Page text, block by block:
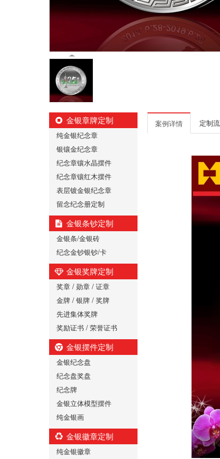
金银章牌定制
纯金银纪念章
银镶金纪念章
纪念章镶水晶摆件
纪念章镶红木摆件
表层镀金银纪念章
留念纪念册定制
金银条钞定制
金银条/金银砖
纪念金钞银钞/卡
金银奖牌定制
奖章 / 勋章 / 证章
金牌 / 银牌 / 奖牌
先进集体奖牌
奖励证书 / 荣誉证书
金银摆件定制
金银纪念盘
纪念盘奖盘
纪念牌
金银立体模型摆件
纯金银画
金银徽章定制
纯金银徽章
案例详情 定制